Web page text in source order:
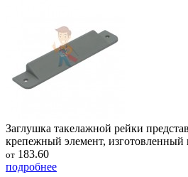
Заглушка такелажной рейки
крепежный элемент, изготовленный
от 183.60
подробнее